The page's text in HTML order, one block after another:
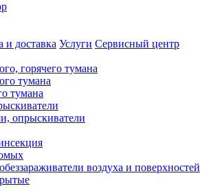
и доставка Услуги Сервисный центр
горячего тумана
тумана
тумана
опрыскиватели
воздуха и поверхностей